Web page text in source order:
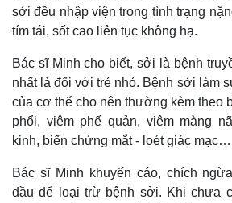
sởi đều nhập viện trong tình trạng
tím tái, sốt cao liên tục không hạ.
Bác sĩ Minh cho biết, sởi là bệnh
nhất là đối với trẻ nhỏ. Bệnh sởi làm
của cơ thể cho nên thường kèm theo
phổi, viêm phế quản, viêm màng
kinh, biến chứng mắt - loét giác mạc…
Bác sĩ Minh khuyến cáo, chích
đầu để loại trừ bệnh sởi. Khi chưa